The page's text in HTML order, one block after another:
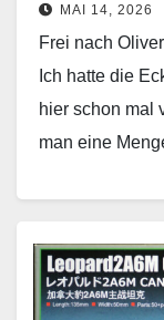
MAI 14, 2026
Frei nach
Ich hatte die
hier schon mal
man eine